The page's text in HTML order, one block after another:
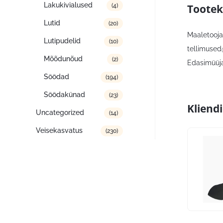
Lakukivialused (4)
Lutid (20)
Lutipudelid (10)
Mõõdunõud (2)
Söödad (194)
Söödakünad (23)
Uncategorized (14)
Veisekasvatus (230)